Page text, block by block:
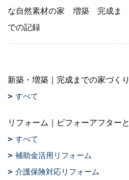
な自然素材の家 増築 完成ま
での記録
新築・増築｜完成までの家づく
すべて
リフォーム｜ビフォーアフター
すべて
補助金活用リフォーム
介護保険対応リフォーム